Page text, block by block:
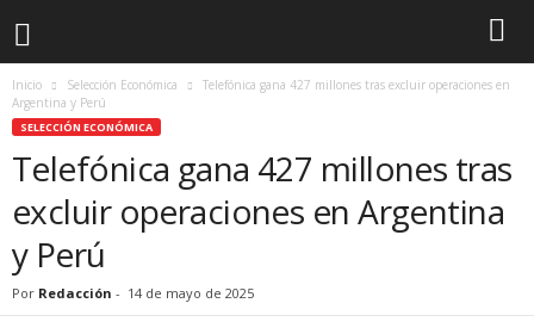
Inicio Selección Económica
Telefónica gana 427 millones tras excluir operaciones en
Argentina y Perú
SELECCIÓN ECONÓMICA
Telefónica gana 427 millones tras
excluir operaciones en Argentina
y Perú
Por Redacción - 14 de mayo de 2025